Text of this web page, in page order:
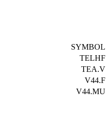
SYMBOL
TELHF
TEA.V
V44.F
V44.MU